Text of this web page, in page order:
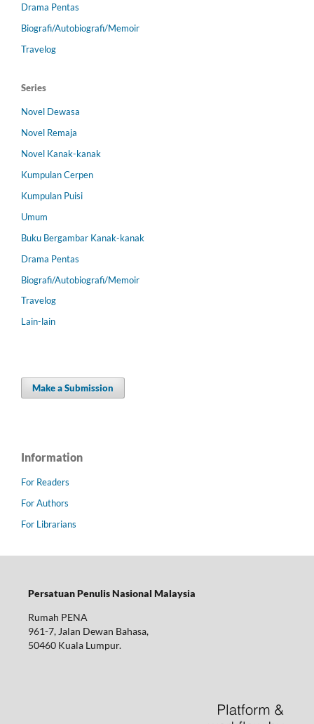
Drama Pentas
Biografi/Autobiografi/Memoir
Travelog
Series
Novel Dewasa
Novel Remaja
Novel Kanak-kanak
Kumpulan Cerpen
Kumpulan Puisi
Umum
Buku Bergambar Kanak-kanak
Drama Pentas
Biografi/Autobiografi/Memoir
Travelog
Lain-lain
Make a Submission
Information
For Readers
For Authors
For Librarians
Persatuan Penulis Nasional Malaysia
Rumah PENA
961-7, Jalan Dewan Bahasa,
50460 Kuala Lumpur.